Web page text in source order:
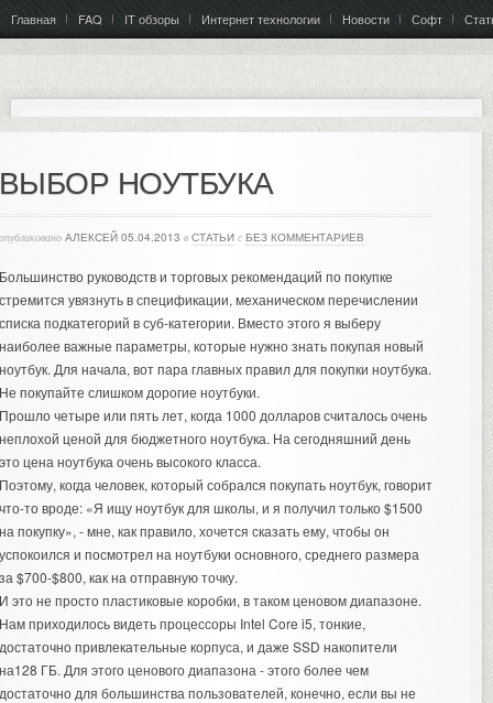
Главная FAQ IT обзоры Интернет технологии Новости Софт
НОУТБУКА
АЛЕКСЕЙ 05.04.2013 в СТАТЬИ с БЕЗ КОММЕНТАРИЕВ
руководств и торговых рекомендаций по покупке
увязнуть в спецификации, механическом перечислении
подкатегорий в суб-категории. Вместо этого я выберу
важные параметры, которые нужно знать покупая новый
Для начала, вот пара главных правил для покупки ноутбука.
покупайте слишком дорогие ноутбуки.
четыре или пять лет, когда 1000 долларов считалось очень
ценой для бюджетного ноутбука. На сегодняшний день
цена ноутбука очень высокого класса.
когда человек, который собрался покупать ноутбук, говорит
то вроде: «Я ищу ноутбук для школы, и я получил только $1500
покупку», - мне, как правило, хочется сказать ему, чтобы он
и посмотрел на ноутбуки основного, среднего размера
$700-$800, как на отправную точку.
это не просто пластиковые коробки, в таком ценовом диапазоне.
приходилось видеть процессоры Intel Core i5, тонкие,
привлекательные корпуса, и даже SSD накопители
ГБ. Для этого ценового диапазона - этого более чем
для большинства пользователей, конечно, если вы не